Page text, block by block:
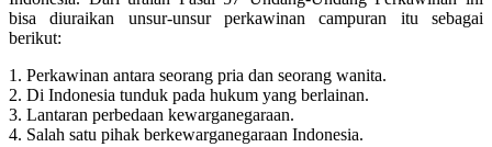
bisa diuraikan unsur-unsur perkawinan campuran itu sebagai
berikut:
1. Perkawinan antara seorang pria dan seorang wanita.
2. Di Indonesia tunduk pada hukum yang berlainan.
3. Lantaran perbedaan kewarganegaraan.
4. Salah satu pihak berkewarganegaraan Indonesia.